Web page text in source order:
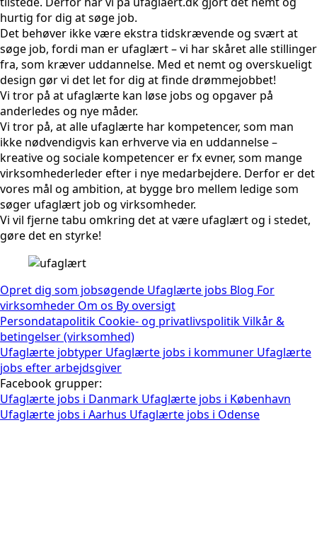
hurtig for dig at søge job.
Det behøver ikke være ekstra tidskrævende og svært at
søge job, fordi man er ufaglært – vi har skåret alle stillinger
fra, som kræver uddannelse. Med et nemt og overskueligt
design gør vi det let for dig at finde drømmejobbet!
Vi tror på at ufaglærte kan løse jobs og opgaver på
anderledes og nye måder.
Vi tror på, at alle ufaglærte har kompetencer, som man
ikke nødvendigvis kan erhverve via en uddannelse –
kreative og sociale kompetencer er fx evner, som mange
virksomhederleder efter i nye medarbejdere. Derfor er det
vores mål og ambition, at bygge bro mellem ledige som
søger ufaglært job og virksomheder.
Vi vil fjerne tabu omkring det at være ufaglært og i stedet,
gøre det en styrke!
Opret dig som jobsøgende Ufaglærte jobs Blog For
virksomheder Om os By oversigt
Persondatapolitik Cookie- og privatlivspolitikVilkår &
betingelser (virksomhed)
Ufaglærte jobtyper Ufaglærte jobs i kommuner Ufaglærte
jobs efter arbejdsgiver
Facebook grupper:
Ufaglærte jobs i Danmark Ufaglærte jobs i København
Ufaglærte jobs i Aarhus Ufaglærte jobs i Odense